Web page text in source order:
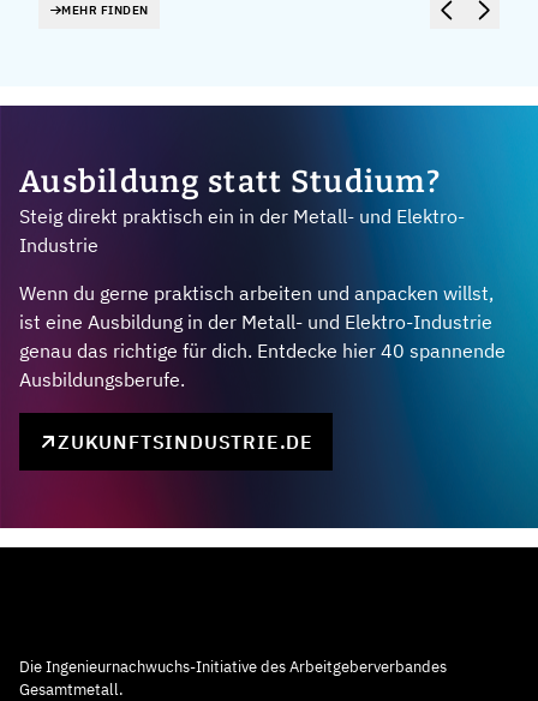
MEHR FINDEN
Ausbildung statt Studium?
Steig direkt praktisch ein in der Metall- und Elektro-
Industrie
Wenn du gerne praktisch arbeiten und anpacken willst,
ist eine Ausbildung in der Metall- und Elektro-Industrie
genau das richtige für dich. Entdecke hier 40 spannende
Ausbildungsberufe.
ZUKUNFTSINDUSTRIE.DE
Die Ingenieurnachwuchs-Initiative des Arbeitgeberverbandes
Gesamtmetall.